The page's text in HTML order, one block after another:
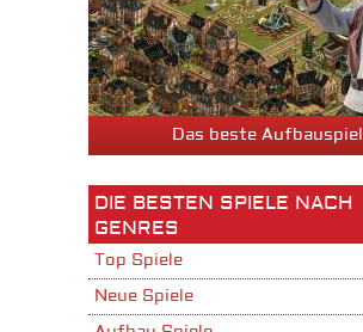
Das beste Aufbauspiel
DIE BESTEN SPIELE NACH
GENRES
Top Spiele
Neue Spiele